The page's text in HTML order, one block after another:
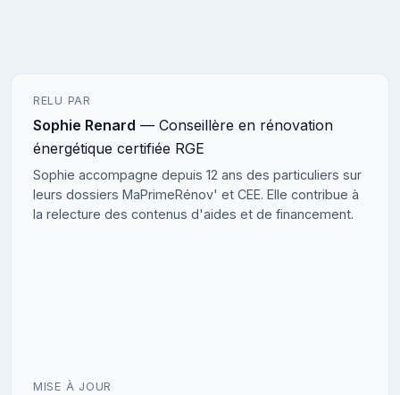
RELU PAR
Sophie Renard — Conseillère en rénovation
énergétique certifiée RGE
Sophie accompagne depuis 12 ans des particuliers sur
leurs dossiers MaPrimeRénov' et CEE. Elle contribue à
la relecture des contenus d'aides et de financement.
MISE À JOUR